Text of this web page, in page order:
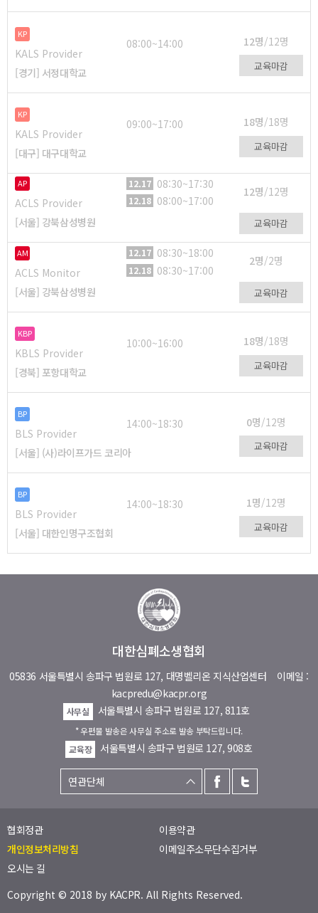
KP
KALS Provider
08:00~14:00 12명/12명
[경기] 서정대학교 교육마감
KP
KALS Provider
09:00~17:00 18명/18명
[대구] 대구대학교 교육마감
AP
ACLS Provider
12.17 08:30~17:30
12.18 08:00~17:00
12명/12명
[서울] 강북삼성병원 교육마감
AM
ACLS Monitor
12.17 08:30~18:00
12.18 08:30~17:00
2명/2명
[서울] 강북삼성병원 교육마감
KBP
KBLS Provider
10:00~16:00 18명/18명
[경북] 포항대학교 교육마감
BP
BLS Provider
14:00~18:30 0명/12명
[서울] (사)라이프가드 코리아 교육마감
BP
BLS Provider
14:00~18:30 1명/12명
[서울] 대한인명구조협회 교육마감
대한심폐소생협회
05836 서울특별시 송파구 법원로 127, 대명벨리온 지식산업센터 이메일 :
kacpredu@kacpr.org
사무실 서울특별시 송파구 법원로 127, 811호
* 우편물 발송은 사무실 주소로 발송 부탁드립니다.
교육장
서울특별시 송파구 법원로 127, 908호
협회정관
이용약관
개인정보처리방침
이메일주소무단수집거부
오시는 길
Copyright © 2018 by KACPR. All Rights Reserved.